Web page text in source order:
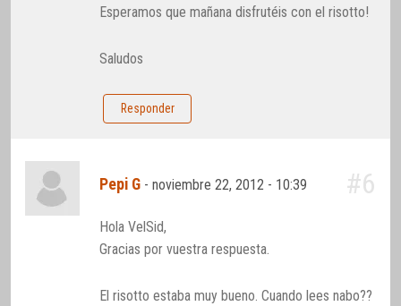
Esperamos que mañana disfrutéis con el risotto!
Saludos
Responder
Pepi G -noviembre 22, 2012 - 10:39 #6
Hola VelSid,
Gracias por vuestra respuesta.
El risotto estaba muy bueno. Cuando lees nabo??